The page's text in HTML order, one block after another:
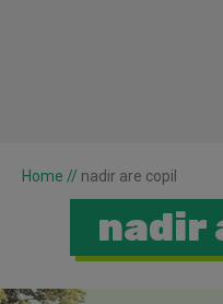
Home // nadir are copil
nadir